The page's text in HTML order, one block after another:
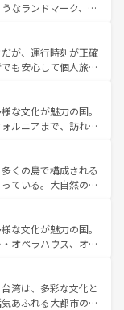
ており、どの街角に
異なる文化を体験で
ス情報はコンテンツ一覧
風景は必見。ビール
、新着の
てほしい。
なランドマーク、歴
優雅なアフタヌーン
国パブ、サッカー観
豊富。イギリスを旅
が、運行時刻が正確
も安心して個人旅行
らではのユニークな
く町歩きも満喫する
物価も高いが、旅行
る。 なお、新
参照してほしい。
な文化が魅力の国。
ルニアまで、訪れる
ング、エンターテイ
だ。一方、アメリカ
ャニオンやイエロー
食が融合した独特の
域で異なる魅力を楽
を感じることができ
い。
くの島で構成される
ている。大自然の神
光地といえばオアフ
イ島やカウアイ島が
海をはじめ、豊かな
えてくれるハワイの
イアンミュージッ
がハワイの魅力を彩
な文化が魅力の国。
オペラハウス、オー
ルル（エアーズロッ
アンズの熱帯雨林な
ェやワイン、オージ
湾は、多彩な文化と
あふれる大都市の台